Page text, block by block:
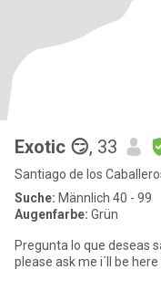
Exotic 😏, 33
Santiago de los
Suche: Männlich 40 - 99
Augenfarbe: Grün
Pregunta lo que deseas
please ask me i´ll be